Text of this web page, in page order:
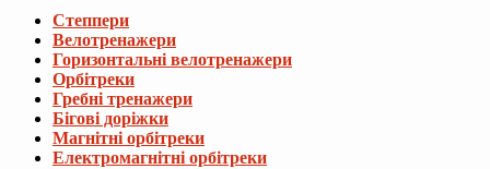
Степпери
Велотренажери
Горизонтальні велотренажери
Орбітреки
Гребні тренажери
Бігові доріжки
Магнітні орбітреки
Електромагнітні орбітреки